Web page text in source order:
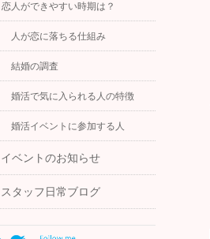
恋人ができやすい時期は？
人が恋に落ちる仕組み
結婚の調査
婚活で気に入られる人の特徴
婚活イベントに参加する人
イベントのお知らせ
スタッフ日常ブログ